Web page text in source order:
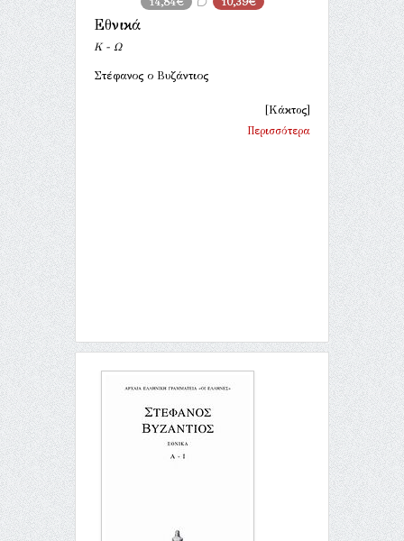
Εθνικά
Κ - Ω
Στέφανος ο Βυζάντιος
[Κάκτος]
Περισσότερα